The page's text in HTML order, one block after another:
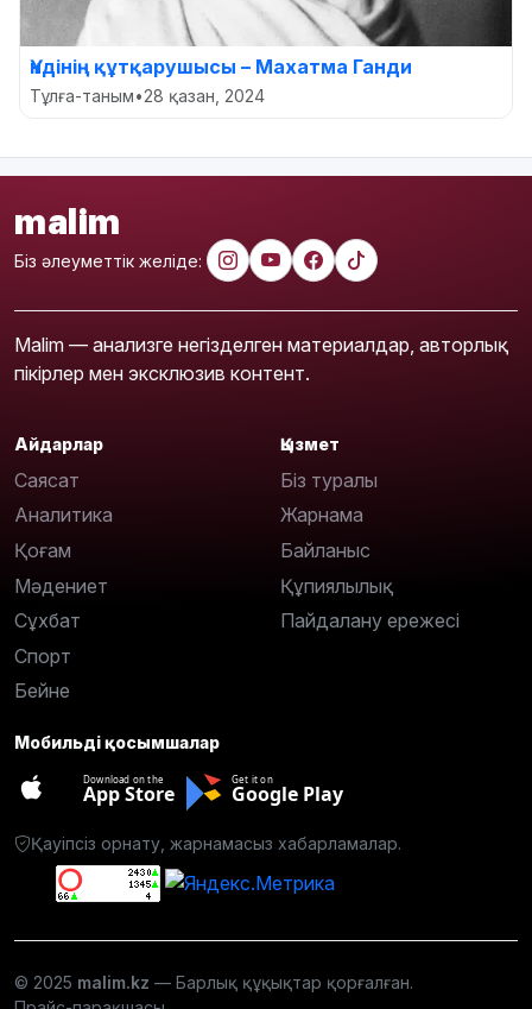
Үндінің құтқарушысы – Махатма Ганди
Тұлға-таным•28 қазан, 2024
malim
Біз әлеуметтік желіде:
Malim — анализге негізделген материалдар, авторлық
пікірлер мен эксклюзив контент.
Айдарлар
Саясат
Аналитика
Қоғам
Мәдениет
Сұхбат
Спорт
Бейне
Қызмет
Біз туралы
Жарнама
Байланыс
Құпиялылық
Пайдалану ережесі
Мобильді қосымшалар
Download on the
App Store
Get it on
Google Play
Қауіпсіз орнату, жарнамасыз хабарламалар.
© 2025 malim.kz — Барлық құқықтар қорғалған.